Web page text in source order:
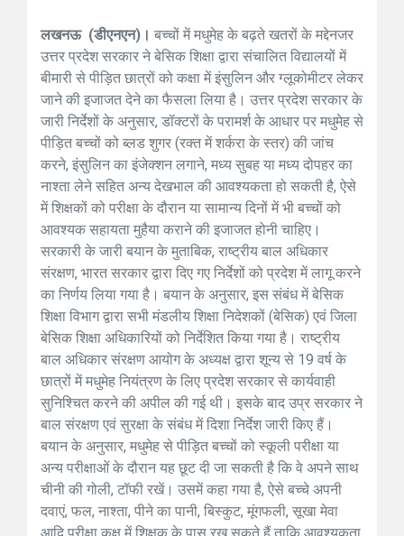
लखनऊ (डीएनएन)। बच्चों में मधुमेह के बढ़ते खतरों के मद्देनजर
उत्तर प्रदेश सरकार ने बेसिक शिक्षा द्वारा संचालित विद्यालयों में
बीमारी से पीड़ित छात्रों को कक्षा में इंसुलिन और ग्लूकोमीटर लेकर
जाने की इजाजत देने का फैसला लिया है। उत्तर प्रदेश सरकार के
जारी निर्देशों के अनुसार, डॉक्टरों के परामर्श के आधार पर मधुमेह से
पीड़ित बच्चों को ब्लड शुगर (रक्त में शर्करा के स्तर) की जांच
करने, इंसुलिन का इंजेक्शन लगाने, मध्य सुबह या मध्य दोपहर का
नाश्ता लेने सहित अन्य देखभाल की आवश्यकता हो सकती है, ऐसे
में शिक्षकों को परीक्षा के दौरान या सामान्य दिनों में भी बच्चों को
आवश्यक सहायता मुहैया कराने की इजाजत होनी चाहिए।
सरकारी के जारी बयान के मुताबिक, राष्ट्रीय बाल अधिकार
संरक्षण, भारत सरकार द्वारा दिए गए निर्देशों को प्रदेश में लागू करने
का निर्णय लिया गया है। बयान के अनुसार, इस संबंध में बेसिक
शिक्षा विभाग द्वारा सभी मंडलीय शिक्षा निदेशकों (बेसिक) एवं जिला
बेसिक शिक्षा अधिकारियों को निर्देशित किया गया है। राष्ट्रीय
बाल अधिकार संरक्षण आयोग के अध्यक्ष द्वारा शून्य से 19 वर्ष के
छात्रों में मधुमेह नियंत्रण के लिए प्रदेश सरकार से कार्यवाही
सुनिश्चित करने की अपील की गई थी। इसके बाद उप्र सरकार ने
बाल संरक्षण एवं सुरक्षा के संबंध में दिशा निर्देश जारी किए हैं।
बयान के अनुसार, मधुमेह से पीड़ित बच्चों को स्कूली परीक्षा या
अन्य परीक्षाओं के दौरान यह छूट दी जा सकती है कि वे अपने साथ
चीनी की गोली, टॉफी रखें। उसमें कहा गया है, ऐसे बच्चे अपनी
दवाएं, फल, नाश्ता, पीने का पानी, बिस्कुट, मूंगफली, सूखा मेवा